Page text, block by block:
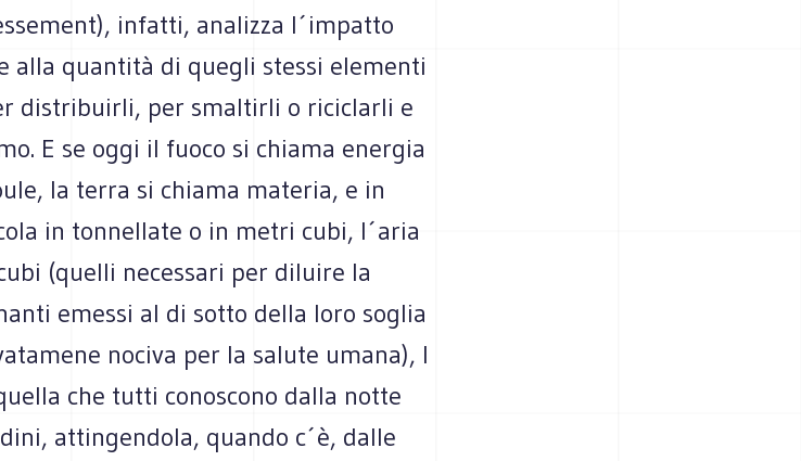
infatti, analizza l´impatto
alla quantità di quegli stessi elementi
distribuirli, per smaltirli o riciclarli e
E se oggi il fuoco si chiama energia
la terra si chiama materia, e in
in tonnellate o in metri cubi, l´aria
(quelli necessari per diluire la
emessi al di sotto della loro soglia
nociva per la salute umana), l
che tutti conoscono dalla notte
attingendola, quando c´è, dalle